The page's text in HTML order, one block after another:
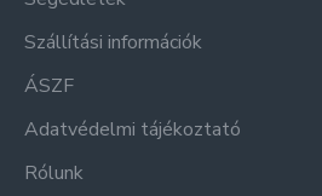
Szállítási információk
ÁSZF
Adatvédelmi tájékoztató
Rólunk